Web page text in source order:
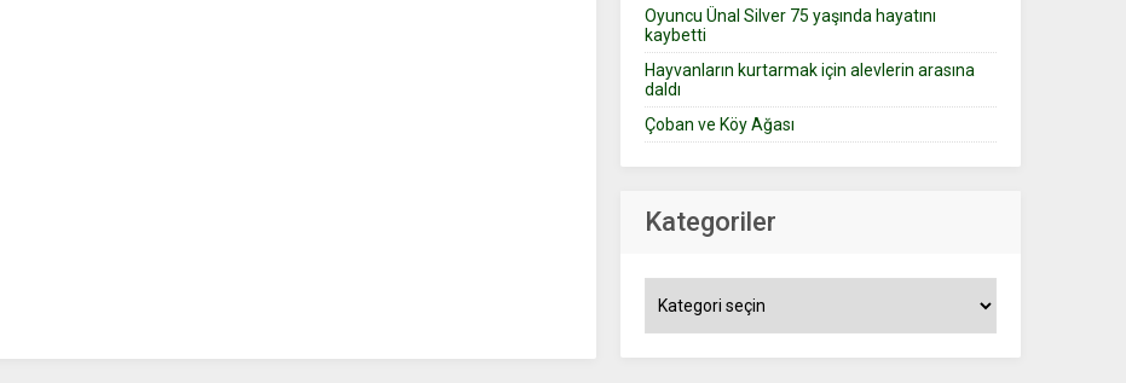
Oyuncu Ünal Silver 75 yaşında hayatını
kaybetti
Hayvanların kurtarmak için alevlerin arasına
daldı
Çoban ve Köy Ağası
Kategoriler